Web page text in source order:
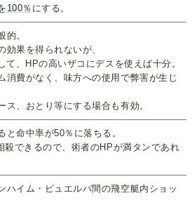
100％ にする。
的。
効果を得られないが、
て、HPの高いザコにデスを使えば十分。
消費がなく、味方への使用で弊害が生じ
ス、おとり等にする場合も有効。
と命中率が50％に落ちる。
殺できるので、術者のHPが満タンであれ
ハイム・ビュエルバ間の飛空艇内ショッ